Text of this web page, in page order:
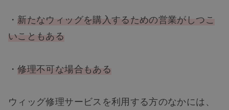
・ 新たなウィッグを購入するための営業がしつこ
いこともある
・修理不可な場合もある
ウィッグ修理サービスを利用する方のなかには、